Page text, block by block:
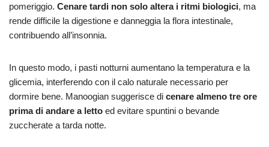
pomeriggio. Cenare tardi non solo altera i ritmi biologici, ma
rende difficile la digestione e danneggia la flora intestinale,
contribuendo all’insonnia.
In questo modo, i pasti notturni aumentano la temperatura e la
glicemia, interferendo con il calo naturale necessario per
dormire bene. Manoogian suggerisce di cenare almeno tre ore
prima di andare a letto ed evitare spuntini o bevande
zuccherate a tarda notte.